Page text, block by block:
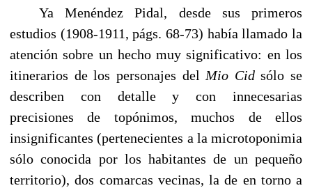
Ya Menéndez Pidal, desde sus primeros
estudios (1908-1911, págs. 68-73) había llamado la
atención sobre un hecho muy significativo: en los
itinerarios de los personajes del Mio Cidsólo se
describen con detalle y con innecesarias
precisiones de topónimos, muchos de ellos
insignificantes (pertenecientes a la microtoponimia
sólo conocida por los habitantes de un pequeño
territorio), dos comarcas vecinas, la de en torno a